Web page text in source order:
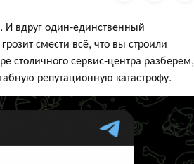
вдруг один-единственный
смести всё, что вы строили
столичного сервис-центра разберем,
репутационную катастрофу.